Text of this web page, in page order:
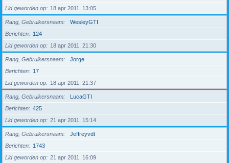
Lid geworden op
18 apr 2011, 13:05
Rang, Gebruikersnaam
WesleyGTI
Berichten
124
Lid geworden op
18 apr 2011, 21:30
Rang, Gebruikersnaam
Jorge
Berichten
17
Lid geworden op
18 apr 2011, 21:37
Rang, Gebruikersnaam
LucaGTI
Berichten
425
Lid geworden op
21 apr 2011, 15:14
Rang, Gebruikersnaam
Jeffreyvdt
Berichten
1743
Lid geworden op
21 apr 2011, 16:09